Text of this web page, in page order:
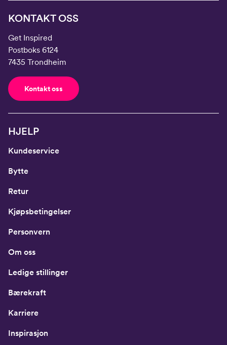
KONTAKT OSS
Get Inspired
Postboks 6124
7435 Trondheim
Kontakt oss
HJELP
Kundeservice
Bytte
Retur
Kjøpsbetingelser
Personvern
Om oss
Ledige stillinger
Bærekraft
Karriere
Inspirasjon